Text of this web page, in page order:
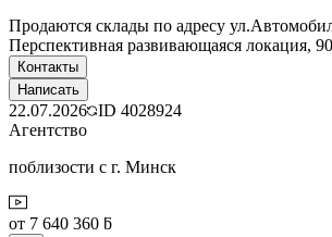
Продаются склады по адресу
Перспективная развивающаяся локация,
Контакты
Написать
22.07.2026 ID 4028924
Агентство
поблизости с г. Минск
от 7 640 360 ƃ